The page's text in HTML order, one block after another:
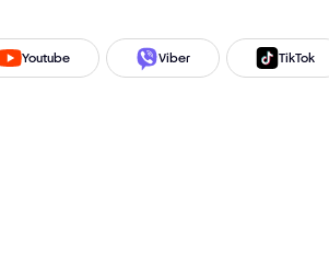
Youtube Viber TikTok